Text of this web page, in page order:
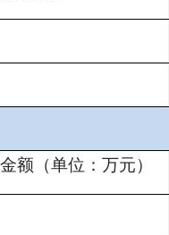
额（单位：万元）